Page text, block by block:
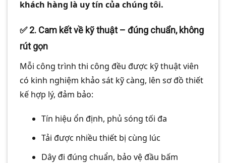
khách hàng là uy tín của chúng tôi.
✅2. Cam kết về kỹ thuật – đúng chuẩn, không
rút gọn
Mỗi công trình thi công đều được kỹ thuật viên
có kinh nghiệm khảo sát kỹ càng, lên sơ đồ thiết
kế hợp lý, đảm bảo:
Tín hiệu ổn định, phủ sóng tối đa
Tải được nhiều thiết bị cùng lúc
Dây đi đúng chuẩn, bảo vệ đầu bấm